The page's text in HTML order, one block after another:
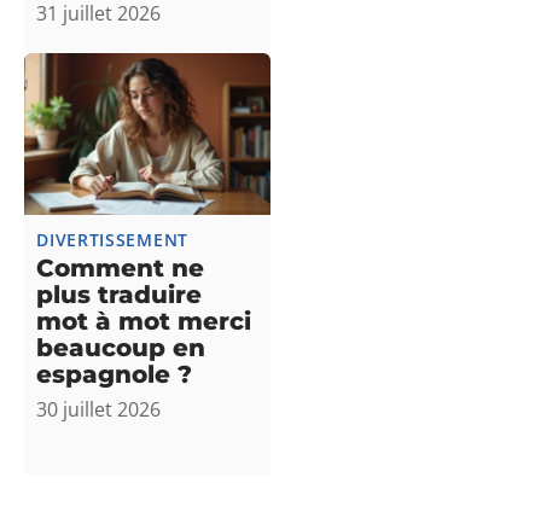
31 juillet 2026
DIVERTISSEMENT
Comment ne
plus traduire
mot à mot merci
beaucoup en
espagnole ?
30 juillet 2026
DOMICILE